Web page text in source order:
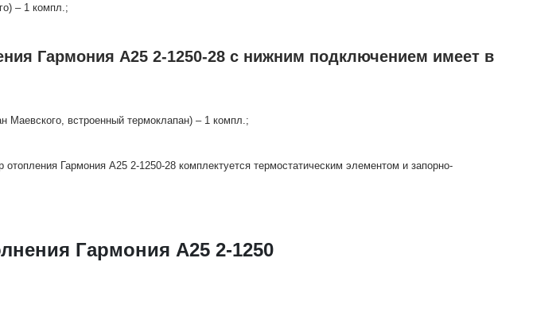
– 1 компл.;
Гармония А25 2-1250-28 с нижним подключением имеет в
Маевского, встроенный термоклапан) – 1 компл.;
отопления Гармония А25 2-1250-28 комплектуется термостатическим элементом и запорно-
Гармония А25 2-1250